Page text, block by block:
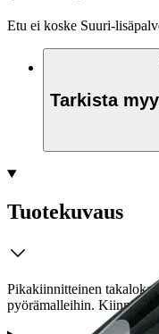
Etu ei koske
Tarkista
Tuotekuvaus
Pikakiinnitteinen
pyörämalleihin.